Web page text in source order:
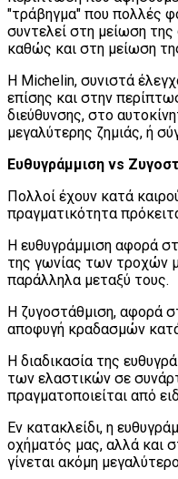
"τράβηγμα" που πολλές
συντελεί στη μείωση
καθώς και στη μείωση
Η Michelin, συνιστά
επίσης και στην
διεύθυνσης, στο
μεγαλύτερης ζημιάς, ή
Ευθυγράμμιση vs
Πολλοί έχουν κατά
πραγματικότητα
Η ευθυγράμμιση αφορά
της γωνίας των τροχών
παράλληλα μεταξύ τους.
Η ζυγοστάθμιση, αφορά
αποφυγή κραδασμών
Η διαδικασία της
των ελαστικών σε
πραγματοποιείται από
Εν κατακλείδι, η
οχήματός μας, αλλά και
γίνεται ακόμη